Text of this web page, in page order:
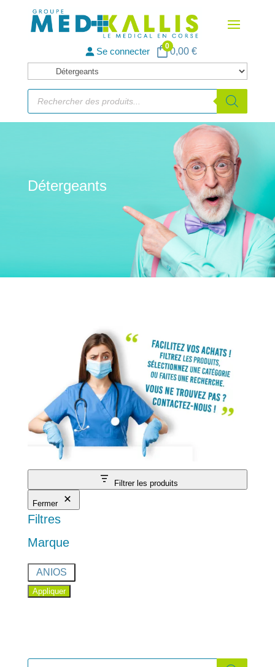
Se connecter 00,00 €
Catégories
de
produits
Recherche
produits
Détergeants
Filtrer les produits
Fermer
Filtres
Marque
Marque
ANIOS
Appliquer
Recherche